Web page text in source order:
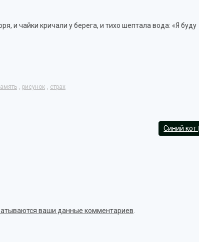
и чайки кричали у берега, и тихо шептала вода: «Я буду
, рисунок , страх
Синий кот
ваши данные комментариев